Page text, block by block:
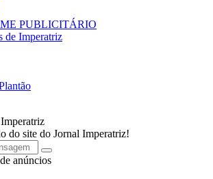
PUBLICITÁRIO
de Imperatriz
do site do Jornal Imperatriz!